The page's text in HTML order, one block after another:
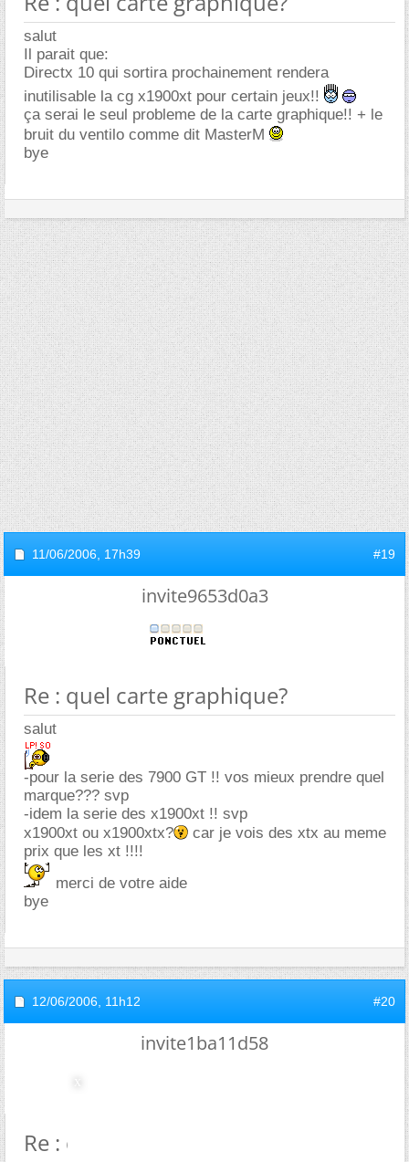
salut
Il parait que:
Directx 10 qui sortira prochainement rendera
inutilisable la cg x1900xt pour certain jeux!!
ça serai le seul probleme de la carte graphique!! + le
bruit du ventilo comme dit MasterM
bye
11/06/2006, 17h39 #19
invite9653d0a3
Re : quel carte graphique?
salut
-pour la serie des 7900 GT !! vos mieux prendre quel
marque??? svp
-idem la serie des x1900xt !! svp
x1900xt ou x1900xtx?
car je vois des xtx au meme
prix que les xt !!!!
merci de votre aide
bye
12/06/2006, 11h12 #20
invite1ba11d58
Re : quel carte graphique?